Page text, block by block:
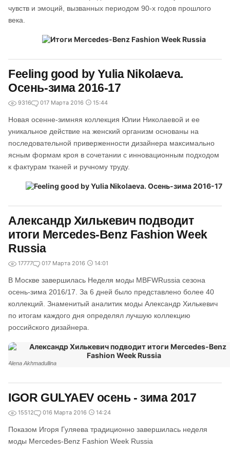
чувств и эмоций, вызванных периодом 90-х годов прошлого
века.
Feeling good by Yulia Nikolaeva.
Осень-зима 2016-17
9316 017 Марта 2016 15:44
Новая осенне-зимняя коллекция Юлии Николаевой и ее
уникальное действие на женский организм основаны на
последовательной приверженности дизайнера максимально
ясным формам кроя в сочетании с инновационным подходом
к фактурам тканей и ручному труду.
Александр Хилькевич подводит
итоги Mercedes-Benz Fashion Week
Russia
17777 017 Марта 2016 14:01
В Москве завершилась Неделя моды MBFWRussia сезона
осень-зима 2016/17. За 6 дней было представлено более 40
коллекций. Знаменитый аналитик моды Александр Хилькевич
по итогам каждого дня определял лучшую коллекцию
российского дизайнера.
Alena Akhmadullina
IGOR GULYAEV осень - зима 2017
15512 016 Марта 2016 14:24
Показом Игоря Гуляева традиционно завершилась неделя
моды Mercedes-Benz Fashion Week Russia